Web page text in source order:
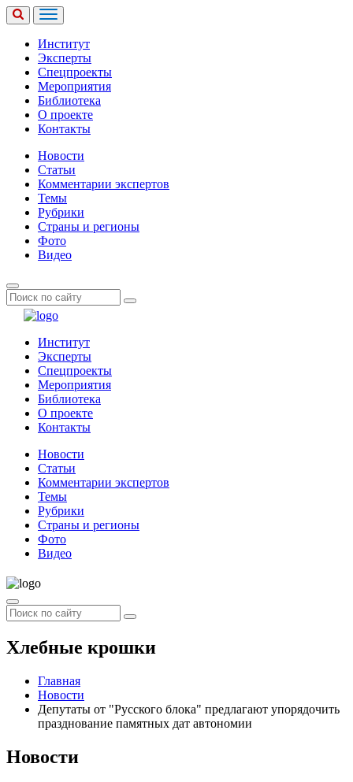
Институт
Эксперты
Спецпроекты
Мероприятия
Библиотека
О проекте
Контакты
Новости
Статьи
Комментарии экспертов
Темы
Рубрики
Страны и регионы
Фото
Видео
Институт
Эксперты
Спецпроекты
Мероприятия
Библиотека
О проекте
Контакты
Новости
Статьи
Комментарии экспертов
Темы
Рубрики
Страны и регионы
Фото
Видео
Хлебные крошки
Главная
Новости
Депутаты от "Русского блока" предлагают упорядочить
празднование памятных дат автономии
Новости